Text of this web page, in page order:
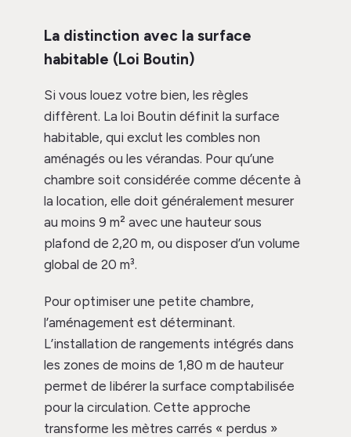
La distinction avec la surface
habitable (Loi Boutin)
Si vous louez votre bien, les règles
diffèrent. La loi Boutin définit la surface
habitable, qui exclut les combles non
aménagés ou les vérandas. Pour qu’une
chambre soit considérée comme décente à
la location, elle doit généralement mesurer
au moins 9 m² avec une hauteur sous
plafond de 2,20 m, ou disposer d’un volume
global de 20 m³.
Pour optimiser une petite chambre,
l’aménagement est déterminant.
L’installation de rangements intégrés dans
les zones de moins de 1,80 m de hauteur
permet de libérer la surface comptabilisée
pour la circulation. Cette approche
transforme les mètres carrés « perdus »